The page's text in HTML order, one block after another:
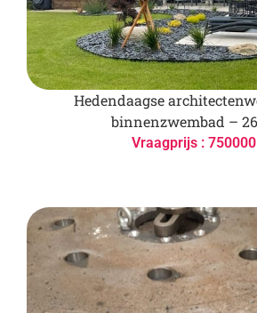
Hedendaagse
binnenzwembad –
Vraagprijs :